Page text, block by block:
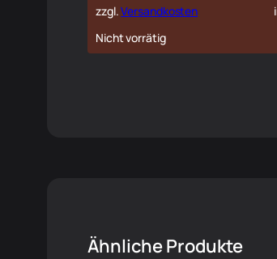
zzgl.Versandkosten
Nicht vorrätig
Ähnliche Produkte